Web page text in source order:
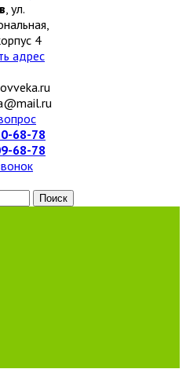
, ул.
4
адрес
68-78
68-78
Поиск